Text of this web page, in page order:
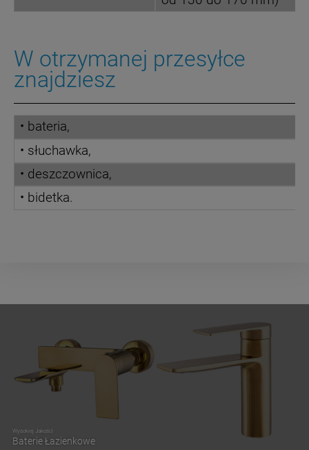
W otrzymanej przesyłce
znajdziesz
• bateria,
• słuchawka,
• deszczownica,
• bidetka.
Wysokiej Jakości
Baterie Łazienkowe